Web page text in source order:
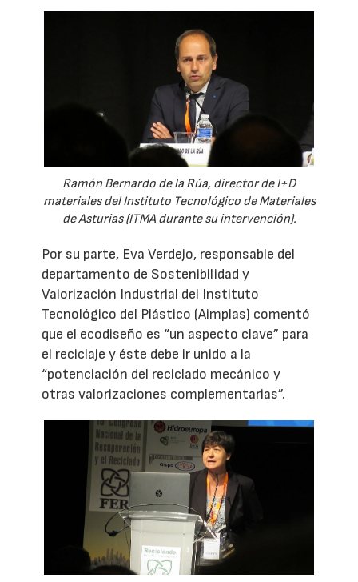
Ramón Bernardo de la Rúa, director de I+D
materiales del Instituto Tecnológico de Materiales
de Asturias (ITMA durante su intervención).
Por su parte, Eva Verdejo, responsable del
departamento de Sostenibilidad y
Valorización Industrial del Instituto
Tecnológico del Plástico (Aimplas) comentó
que el ecodiseño es “un aspecto clave” para
el reciclaje y éste debe ir unido a la
“potenciación del reciclado mecánico y
otras valorizaciones complementarias”.